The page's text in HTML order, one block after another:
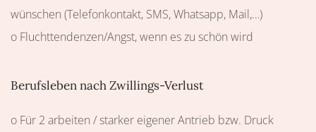
wünschen (Telefonkontakt, SMS, Whatsapp, Mail,…)
o Fluchttendenzen/Angst, wenn es zu schön wird
Berufsleben nach Zwillings-Verlust
o Für 2 arbeiten / starker eigener Antrieb bzw. Druck